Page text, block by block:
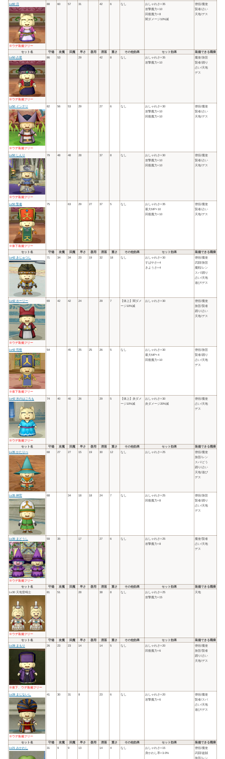
Lv60 月
※ウデ装備フリー
88 60 57 31 42 6 なし
おしゃれさ+35
攻撃魔力+10
回復魔力+8
闇ダメージ10%減
僧侶/魔使
賢者/占い
天地/デス
セット名 守備 攻魔 回魔 早さ 器用 洒落 重さ その他効果 セット効果
装備できる職業
Lv50 占星
※ウデ装備フリー
86 53 29 42 8 なし
おしゃれさ+35
攻撃魔力+10
魔使/旅芸
賢者/踊り
占い/天地
デス
Lv50 インテリ
※ウデ装備フリー
82 56 53 29 27 6 なし
おしゃれさ+30
攻撃魔力+10
回復魔力+10
僧侶/魔使
賢者/占い
天地/デス
Lv50 しんり
※ウデ装備フリー
79 48 48 28 37 8 なし
おしゃれさ+30
攻撃魔力+10
回復魔力+10
僧侶/魔使
賢者/占い
天地/デス
Lv50 聖者
※体下装備フリー
75 63 29 27 37 5 なし
おしゃれさ+35
最大MP+10
回復魔力+10
僧侶/魔使
賢者/占い
天地/デス
セット名 守備 攻魔 回魔 早さ 器用 洒落 重さ その他効果 セット効果
装備できる職業
Lv42 きじゅつし
71 34 34 23 19 32 18 なし
おしゃれさ+30
すばやさ+4
きようさ+4
僧侶/魔使
武闘/旅芸
魔戦/レン
スパ/踊り
占い/天地
遊び/デス
Lv42 ホーリー
※ウデ装備フリー
69 42 42 24 29 7
【体上】闇ダメ
ージ10%減
おしゃれさ+30
僧侶/魔使
旅芸/賢者
踊り/占い
天地/デス
Lv42 司祭
※体下装備フリー
54 45 25 25 26 5 なし
おしゃれさ+30
最大MP+4
回復魔力+10
僧侶/旅芸
賢者/踊り
占い/天地
デス
Lv42 水のはごろも
※ウデ装備フリー
74 40 40 26 29 5
【体上】炎ダメ
ージ10%減
おしゃれさ+30
炎ダメージ20%減
僧侶/魔使
占い/天地
デス
セット名 守備 攻魔 回魔 早さ 器用 洒落 重さ その他効果 セット効果
装備できる職業
Lv35 かたりべ
68 27 27 15 19 30 12 なし おしゃれさ+25
僧侶/魔使
旅芸/レン
スパ/どう
踊り/占い
天地/遊び
デス
Lv35 神官 68 34 18 18 24 7 なし
おしゃれさ+25
回復魔力+8
僧侶/旅芸
賢者/踊り
占い/天地
デス
Lv35 まどうし
※ウデ装備フリー
59 35 17 27 6 なし
おしゃれさ+25
攻撃魔力+8
魔使/賢者
占い/天地
デス
セット名 守備 攻魔 回魔 早さ 器用 洒落 重さ その他効果 セット効果
装備できる職業
Lv30 天地雷鳴士
※ウデ装備フリー
81 51 28 38 8 なし
おしゃれさ+25
攻撃魔力+15
天地
セット名 守備 攻魔 回魔 早さ 器用 洒落 重さ その他効果 セット効果
装備できる職業
Lv28 まもり
※体下、ウデ装備フリー
26 23 23 14 14 5 なし
おしゃれさ+20
回復魔力+6
僧侶/魔使
旅芸/賢者
踊り/占い
天地/デス
Lv28 まじないし
※ウデ装備フリー
41 30 31 8 23 6 なし
おしゃれさ+20
攻撃魔力+6
僧侶/魔使
賢者/スパ
占い/天地
遊び/デス
セット名 守備 攻魔 回魔 早さ 器用 洒落 重さ その他効果 セット効果
装備できる職業
Lv21 みかわし
31 9 9 13 14 4 なし
おしゃれさ+15
身かわし率+3.0%
僧侶/魔使
武闘/盗賊
旅芸/レン